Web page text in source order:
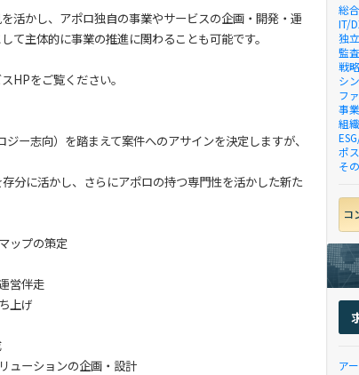
活かし、アポロ独自の事業やサービスの企画・開発・運
て主体的に事業の推進に関わることも可能です。
HPをご覧ください。
ー志向）を踏まえて案件へのアサインを決定しますが、
分に活かし、さらにアポロの持つ専門性を活かした新た
ップの策定
営伴走
上げ
ューションの企画・設計
総
IT/
独
監
戦
シ
フ
事
組
ポ
そ
コ
ア